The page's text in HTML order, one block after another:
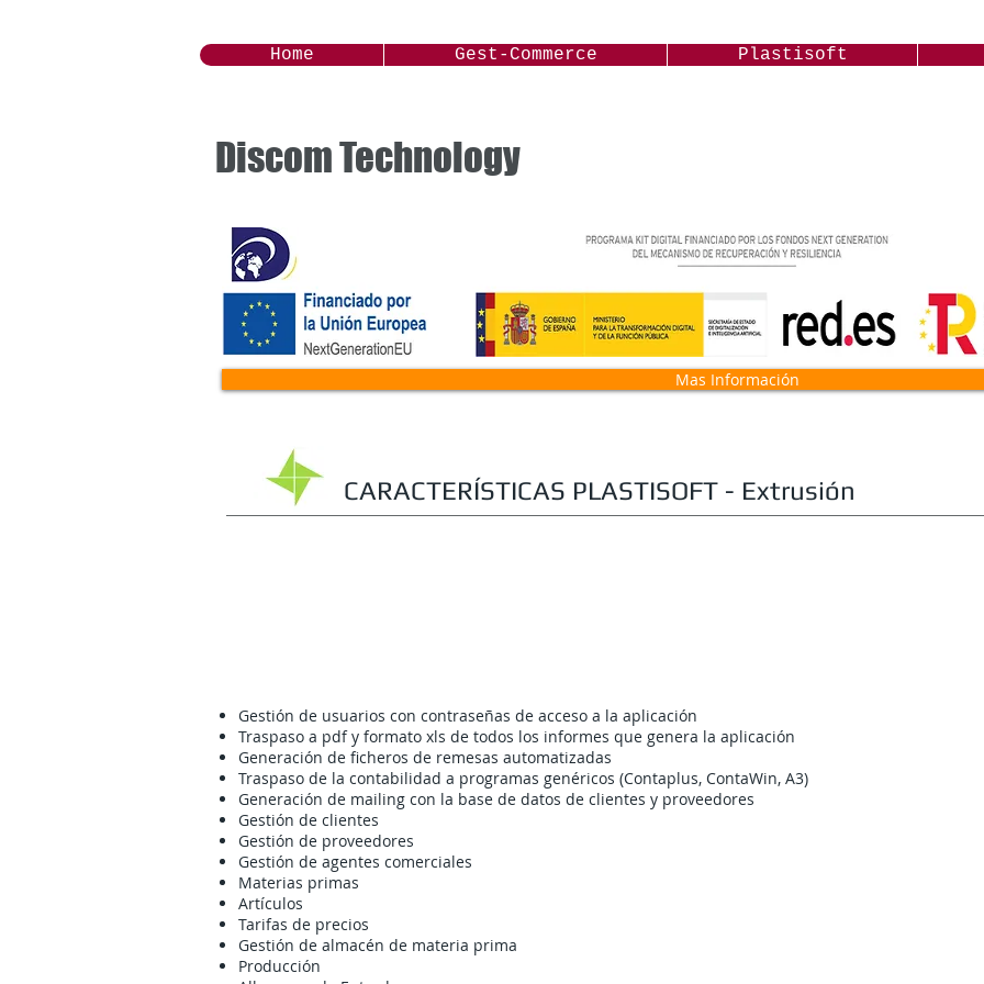
Home Gest-Commerce Plastisoft
Discom Technology
Mas Información
CARACTERÍSTICAS PLASTISOFT - Extrusión
Gestión de usuarios con contraseñas de acceso a la aplicación
Traspaso a pdf y formato xls de todos los informes que genera la aplicación
Generación de ficheros de remesas automatizadas
Traspaso de la contabilidad a programas genéricos (Contaplus, ContaWin, A3)
Generación de mailing con la base de datos de clientes y proveedores
Gestión de clientes
Gestión de proveedores
Gestión de agentes comerciales
Materias primas
Artículos
Tarifas de precios
Gestión de almacén de materia prima
Producción